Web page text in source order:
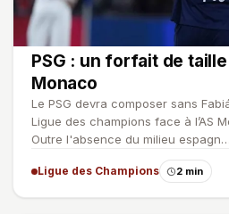
PSG : un forfait de
Monaco
Le PSG devra composer sans
Ligue des champions face à l’AS
Outre l'absence du milieu espagn…
Ligue des Champions 2 min